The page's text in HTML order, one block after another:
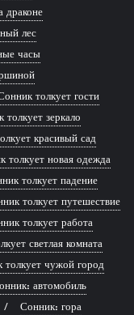
драконе
лес
часы
толкует гости
толкует зеркало
красивый сад
толкует новая одежда
толкует падение
толкует путешествие
толкует работа
светлая комната
толкует чужой город
автомобиль
Сонник: гора